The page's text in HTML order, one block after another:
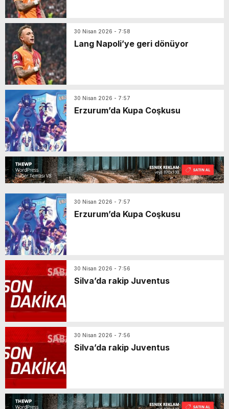
30 Nisan 2026 - 7:58
Lang Napoli’ye geri dönüyor
30 Nisan 2026 - 7:57
Erzurum’da Kupa Coşkusu
30 Nisan 2026 - 7:57
Erzurum’da Kupa Coşkusu
30 Nisan 2026 - 7:56
Silva’da rakip Juventus
30 Nisan 2026 - 7:56
Silva’da rakip Juventus